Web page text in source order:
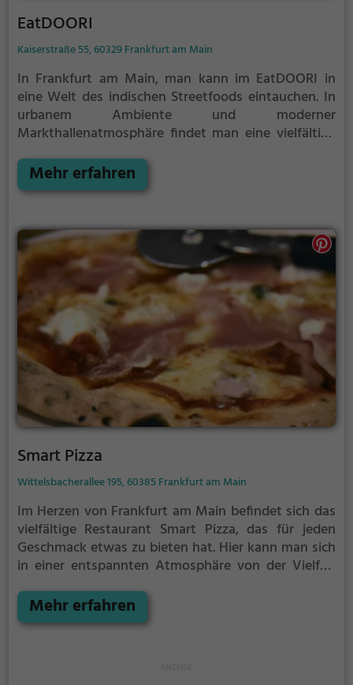
EatDOORI
Kaiserstraße 55, 60329 Frankfurt am Main
In Frankfurt am Main, man kann im EatDOORI in
eine Welt des indischen Streetfoods eintauchen. In
urbanem Ambiente und moderner
Markthallenatmosphäre findet man eine vielfältige
auch vegetarisch und vegan erhältlich sind. Dazu
gibt es eine breite Auswahl an Cocktails und
außerdem Halal-Speisen an und wird somit den
Bedürfnissen verschiedener Ernährungspräferenzen
gerecht. Die offene Küche und die Lounge verleihen
dem EatDOORI eine einladende Atmosphäre, in der
man eine kulinarische Reise durch Indien erleben
kann.
Mehr erfahren
Smart Pizza
Wittelsbacherallee 195, 60385 Frankfurt am Main
Im Herzen von Frankfurt am Main befindet sich das
vielfältige Restaurant Smart Pizza, das für jeden
Geschmack etwas zu bieten hat. Hier kann man sich
in einer entspannten Atmosphäre von der Vielfalt
Indisch, Asiatisch, Vegetarisch, Vegan, Europäisch,
Mediterran oder Nudeln - hier kommt jeder auf seine
Mehr erfahren